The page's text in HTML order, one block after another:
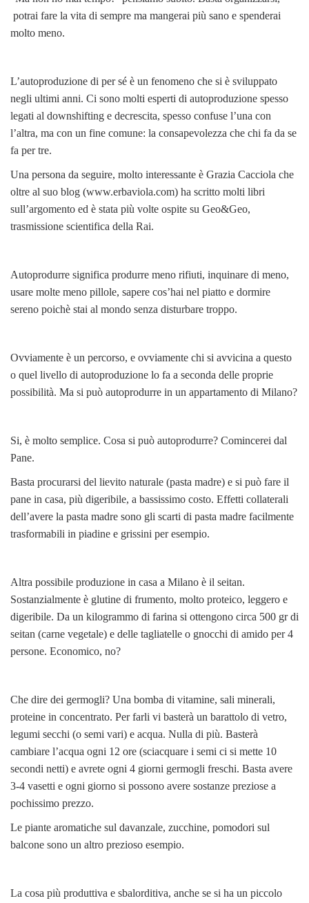
potrai fare la vita di sempre ma mangerai più sano e spenderai
molto meno.
L’autoproduzione di per sé è un fenomeno che si è sviluppato
negli ultimi anni. Ci sono molti esperti di autoproduzione spesso
legati al downshifting e decrescita, spesso confuse l’una con
l’altra, ma con un fine comune: la consapevolezza che chi fa da se
fa per tre.
Una persona da seguire, molto interessante è Grazia Cacciola che
oltre al suo blog (www.erbaviola.com) ha scritto molti libri
sull’argomento ed è stata più volte ospite su Geo&Geo,
trasmissione scientifica della Rai.
Autoprodurre significa produrre meno rifiuti, inquinare di meno,
usare molte meno pillole, sapere cos’hai nel piatto e dormire
sereno poichè stai al mondo senza disturbare troppo.
Ovviamente è un percorso, e ovviamente chi si avvicina a questo
o quel livello di autoproduzione lo fa a seconda delle proprie
possibilità. Ma si può autoprodurre in un appartamento di Milano?
Si, è molto semplice. Cosa si può autoprodurre? Comincerei dal
Pane.
Basta procurarsi del lievito naturale (pasta madre) e si può fare il
pane in casa, più digeribile, a bassissimo costo. Effetti collaterali
dell’avere la pasta madre sono gli scarti di pasta madre facilmente
trasformabili in piadine e grissini per esempio.
Altra possibile produzione in casa a Milano è il seitan.
Sostanzialmente è glutine di frumento, molto proteico, leggero e
digeribile. Da un kilogrammo di farina si ottengono circa 500 gr di
seitan (carne vegetale) e delle tagliatelle o gnocchi di amido per 4
persone. Economico, no?
Che dire dei germogli? Una bomba di vitamine, sali minerali,
proteine in concentrato. Per farli vi basterà un barattolo di vetro,
legumi secchi (o semi vari) e acqua. Nulla di più. Basterà
cambiare l’acqua ogni 12 ore (sciacquare i semi ci si mette 10
secondi netti) e avrete ogni 4 giorni germogli freschi. Basta avere
3-4 vasetti e ogni giorno si possono avere sostanze preziose a
pochissimo prezzo.
Le piante aromatiche sul davanzale, zucchine, pomodori sul
balcone sono un altro prezioso esempio.
La cosa più produttiva e sbalorditiva, anche se si ha un piccolo